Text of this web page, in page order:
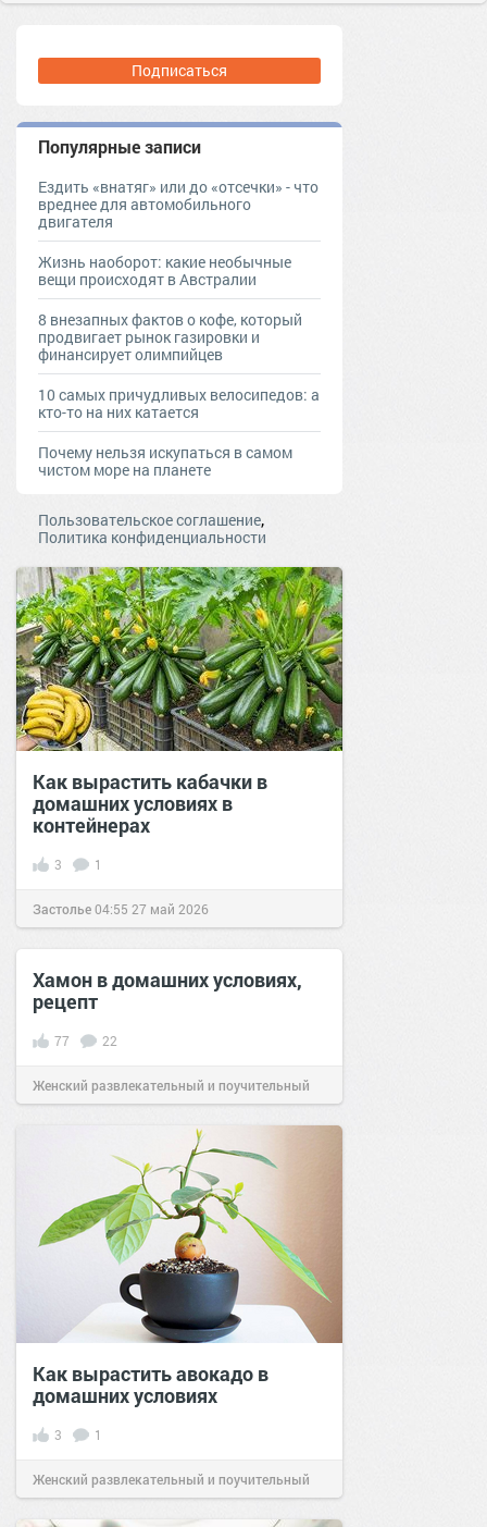
Подписаться
Популярные записи
Ездить «внатяг» или до «отсечки» - что
вреднее для автомобильного
двигателя
Жизнь наоборот: какие необычные
вещи происходят в Австралии
8 внезапных фактов о кофе, который
продвигает рынок газировки и
финансирует олимпийцев
10 самых причудливых велосипедов: а
кто-то на них катается
Почему нельзя искупаться в самом
чистом море на планете
Пользовательское соглашение,
Политика конфиденциальности
Как вырастить кабачки в
домашних условиях в
контейнерах
3 1
Застолье04:55 27 май 2026
Хамон в домашних условиях,
рецепт
77 22
Женский развлекательный и поучительный
Как вырастить авокадо в
домашних условиях
3 1
Женский развлекательный и поучительный
сайт. 23:26 28 янв 2024